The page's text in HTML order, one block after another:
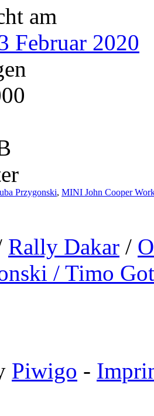
am
Februar 2020
Przygonski, MINI John Cooper
Rally Dakar /
/ Timo
Piwigo -